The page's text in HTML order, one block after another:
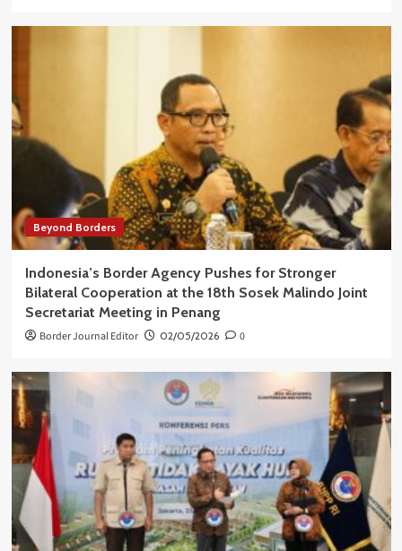
Beyond Borders
Indonesia’s Border Agency Pushes for Stronger
Bilateral Cooperation at the 18th Sosek Malindo Joint
Secretariat Meeting in Penang
Border Journal Editor 02/05/2026 0